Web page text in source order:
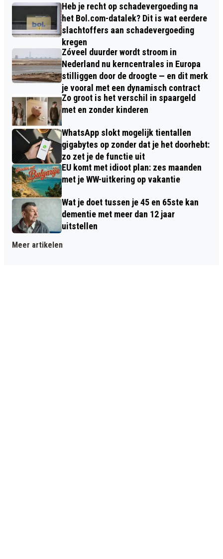
Heb je recht op schadevergoeding na
het Bol.com-datalek? Dit is wat eerdere
slachtoffers aan schadevergoeding
kregen
Zóveel duurder wordt stroom in
Nederland nu kerncentrales in Europa
stilliggen door de droogte — en dit merk
je vooral met een dynamisch contract
Zo groot is het verschil in spaargeld
met en zonder kinderen
WhatsApp slokt mogelijk tientallen
gigabytes op zonder dat je het doorhebt:
zo zet je de functie uit
EU komt met idioot plan: zes maanden
met je WW-uitkering op vakantie
Wat je doet tussen je 45 en 65ste kan
dementie met meer dan 12 jaar
uitstellen
Meer artikelen